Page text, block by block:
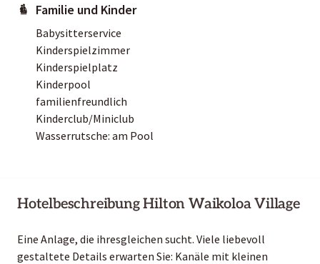
Familie und Kinder
Babysitterservice
Kinderspielzimmer
Kinderspielplatz
Kinderpool
familienfreundlich
Kinderclub/Miniclub
Wasserrutsche: am Pool
Hotelbeschreibung Hilton Waikoloa Village
Eine Anlage, die ihresgleichen sucht. Viele liebevoll
gestaltete Details erwarten Sie: Kanäle mit kleinen